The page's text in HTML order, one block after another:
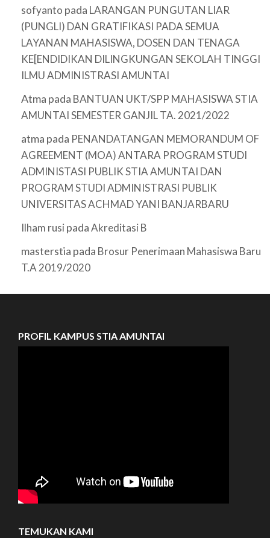
sofyanto pada LARANGAN PUNGUTAN LIAR
(PUNGLI) DAN GRATIFIKASI PADA SEMUA
LAYANAN MAHASISWA, DOSEN DAN TENAGA
KE[ENDIDIKAN DILINGKUNGAN SEKOLAH TINGGI
ILMU ADMINISTRASI AMUNTAI
Atma pada BANTUAN UKT/SPP MAHASISWA STIA
AMUNTAI SEMESTER GANJIL TA. 2021/2022
atma pada PENANDATANGAN MEMORANDUM OF
AGREEMENT (MOA) ANTARA PROGRAM STUDI
ADMINISTASI PUBLIK STIA AMUNTAI DAN
PROGRAM STUDI ADMINISTRASI PUBLIK
UNIVERSITAS ACHMAD YANI BANJARBARU
Ilham rusi padaAkreditasi B
masterstia pada Brosur Penerimaan Mahasiswa Baru
T.A 2019/2020
PROFIL KAMPUS STIA AMUNTAI
TEMUKAN KAMI